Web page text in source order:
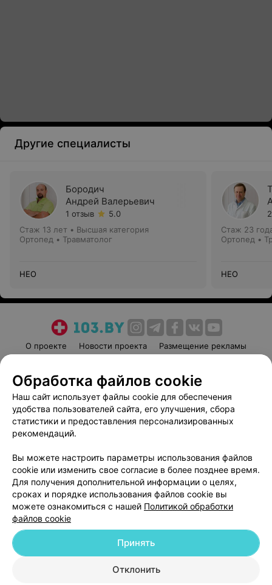
Другие специалисты
Бородич
Андрей Валерьевич
1 отзыв
5.0
Стаж 13 лет • Высшая категория
Ортопед • Травматолог
НЕО
Стаж 23
Ортопед •
НЕО
О проекте Новости проекта
Размещение рекламы
Пользовательское соглашение
Способы оплаты
Вакансии
Партнеры
Написать руководителю 103.by
Обработка персональных данных
© 2026 ООО «Артокс Лаб», УНП 191700409
| 220012, Республика Беларусь,
Обработка файлов cookie
Наш сайт использует файлы cookie для обеспечения
удобства пользователей сайта, его улучшения, сбора
статистики и предоставления персонализированных
рекомендаций.
Вы можете настроить параметры использования файлов
cookie или изменить свое согласие в более позднее время.
Для получения дополнительной информации о целях,
сроках и порядке использования файлов cookie вы
можете ознакомиться с нашей Политикой обработки
файлов cookie
Отклонить
Принять